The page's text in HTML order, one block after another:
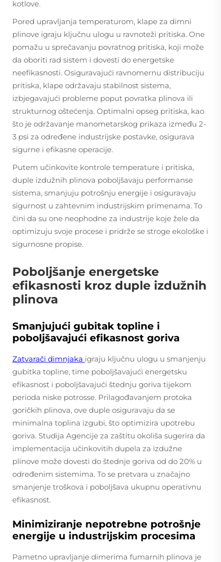
kotlove.
Pored upravljanja temperaturom, klape za dimni
plinove igraju ključnu ulogu u ravnoteži pritiska. One
pomažu u sprečavanju povratnog pritiska, koji može
da oboriti rad sistem i dovesti do energetske
neefikasnosti. Osiguravajući ravnomernu distribuciju
pritiska, klape održavaju stabilnost sistema,
izbjegavajući probleme poput povratka plinova ili
strukturnog oštećenja. Optimalni opseg pritiska, kao
što je održavanje manometarskog prikaza između 2-
3 psi za određene industrijske postavke, osigurava
sigurne i efikasne operacije.
Putem učinkovite kontrole temperature i pritiska,
duple izdužnih plinova poboljšavaju performanse
sistema, smanjuju potrošnju energije i osiguravaju
sigurnost u zahtevnim industrijskim primenama. To
čini da su one neophodne za industrije koje žele da
optimizuju svoje procese i pridrže se stroge ekološke i
sigurnosne propise.
Poboljšanje energetske
efikasnosti kroz duple izdužnih
plinova
Smanjujući gubitak topline i
poboljšavajući efikasnost goriva
Zatvarači dimnjaka igraju ključnu ulogu u smanjenju
gubitka topline, time poboljšavajući energetsku
efikasnost i poboljšavajući štednju goriva tijekom
perioda niske potrosse. Prilagođavanjem protoka
goričkih plinova, ove duple osiguravaju da se
minimalna toplina izgubi, što optimizira upotrebu
goriva. Studija Agencije za zaštitu okoliša sugerira da
implementacija učinkovitih dupela za izdužne
plinove može dovesti do štednje goriva od do 20% u
određenim sistemima. To se pretvara u značajno
smanjenje troškova i poboljšava ukupnu operativnu
efikasnost.
Minimiziranje nepotrebne potrošnje
energije u industrijskim procesima
Pametno upravljanje dimerima fumarnih plinova je